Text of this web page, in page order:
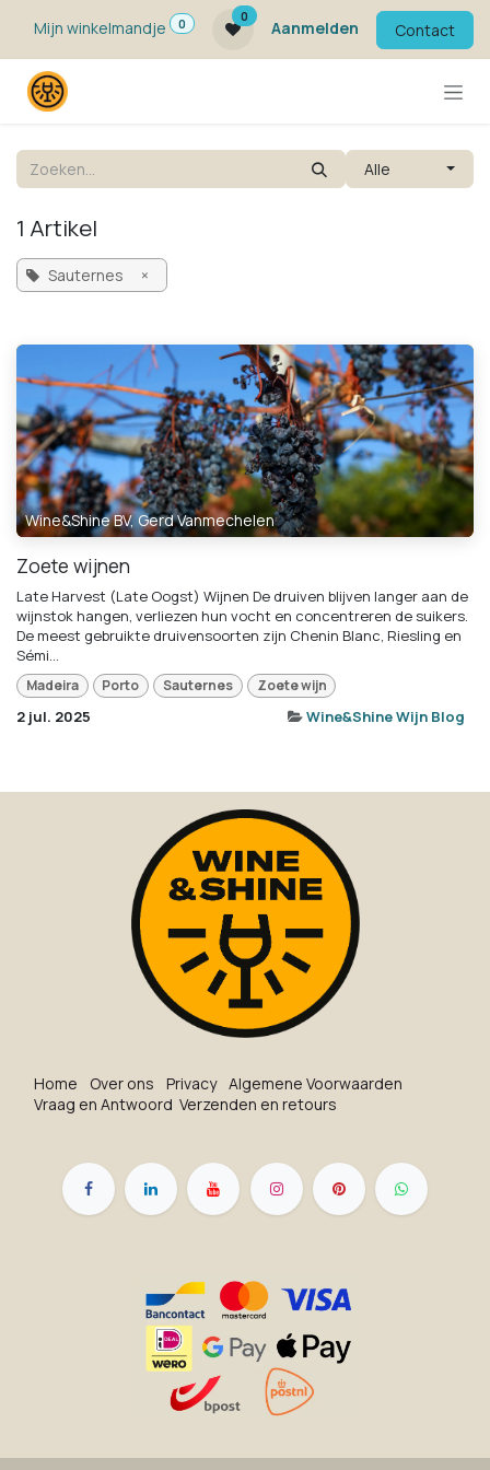
Mijn winkelmandje
0
0
Aanmelden Contact
Alle
1 Artikel
Sauternes ×
Wine&Shine BV, Gerd Vanmechelen
Zoete wijnen
Late Harvest (Late Oogst) Wijnen De druiven blijven langer aan de
wijnstok hangen, verliezen hun vocht en concentreren de suikers.
De meest gebruikte druivensoorten zijn Chenin Blanc, Riesling en
Sémi...
Madeira Porto Sauternes Zoete wijn
2 jul. 2025 Wine&Shine Wijn Blog
Ho​me O​ve​r on​s Privacy Algemene Voorwaarden
Vraag en Antwoord Verzenden en retours